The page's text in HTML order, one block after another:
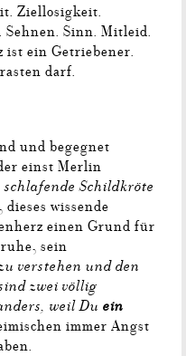
Ziellosigkeit.
Sehnen. Sinn. Mitleid.
ist ein Getriebener.
darf.
und begegnet
einst Merlin
Schildkröte
dieses wissende
einen Grund für
sein
verstehen und den
zwei völlig
weil Du ein
immer Angst